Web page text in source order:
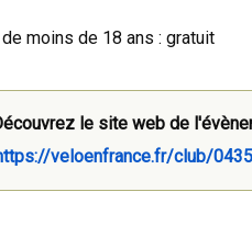
moins de 18 ans : gratuit
le site web de
veloenfrance.fr/club/